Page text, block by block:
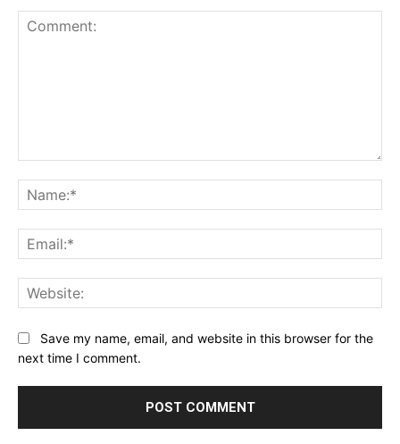
Save my name, email, and website in this browser for the
next time I comment.